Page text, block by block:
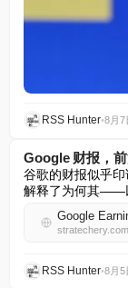
RSS Hunter•8月7
Google 财报，
谷歌的财报似乎
解释了为何其——
stratechery.com
RSS Hunter•8月5